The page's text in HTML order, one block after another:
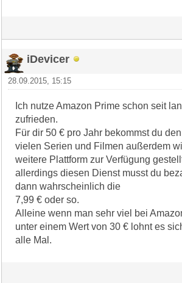
iDevicer
28.09.2015, 15:15
Ich nutze Amazon Prime schon seit
zufrieden.
Für dir 50 € pro Jahr bekommst du
vielen Serien und Filmen außerdem
weitere Plattform zur Verfügung
allerdings diesen Dienst musst du
dann wahrscheinlich die
7,99 € oder so.
Alleine wenn man sehr viel bei
unter einem Wert von 30 € lohnt es
alle Mal.